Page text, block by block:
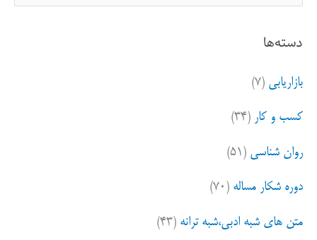
س
ج
ب
:
دسته‌ها
بازاریابی (۷)
کسب و کار (۳۴)
روان شناسی (۵۱)
دوره شکار مساله (۷۰)
متن های شبه ادبی،شبه ترانه (۴۳)